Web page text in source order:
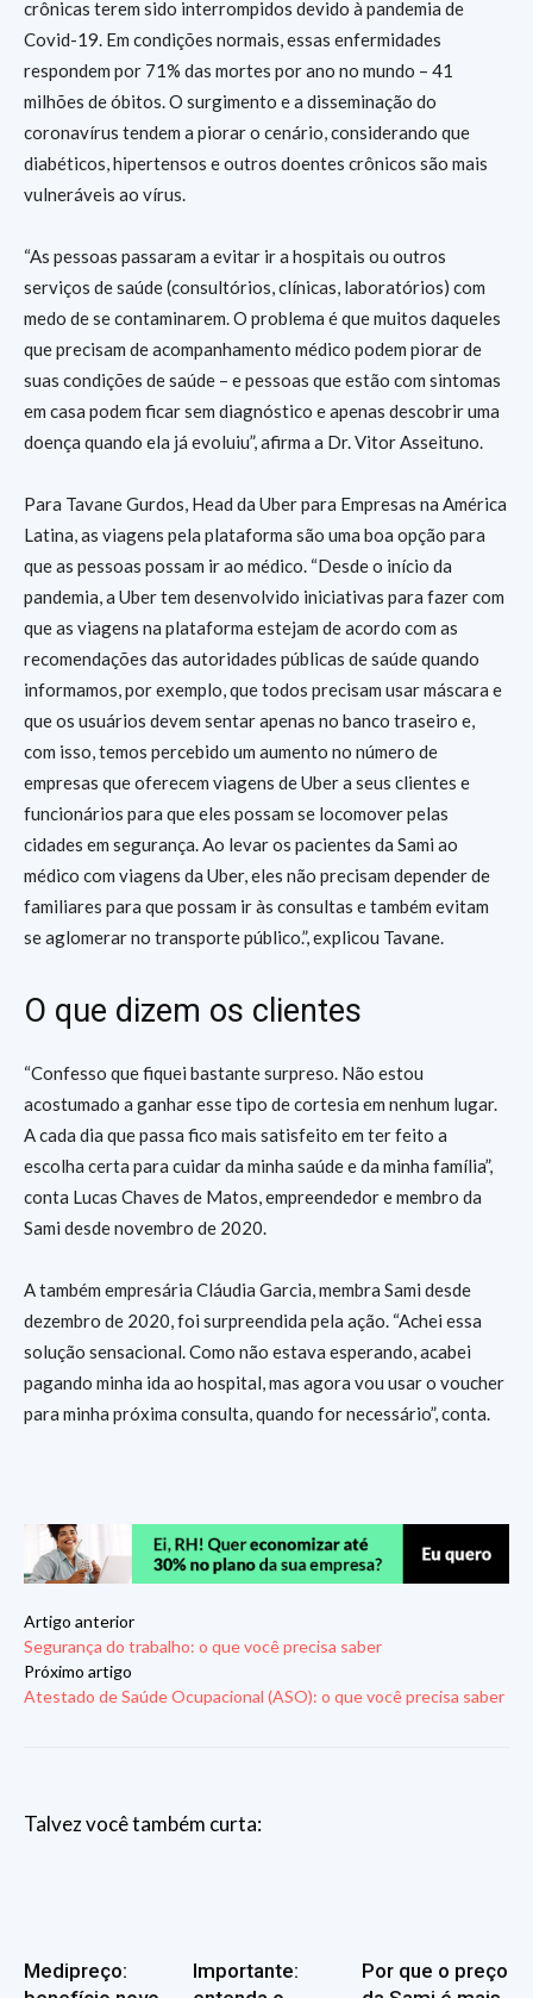
crônicas terem sido interrompidos devido à pandemia de
Covid-19. Em condições normais, essas enfermidades
respondem por 71% das mortes por ano no mundo – 41
milhões de óbitos. O surgimento e a disseminação do
coronavírus tendem a piorar o cenário, considerando que
diabéticos, hipertensos e outros doentes crônicos são mais
vulneráveis ao vírus.
“As pessoas passaram a evitar ir a hospitais ou outros
serviços de saúde (consultórios, clínicas, laboratórios) com
medo de se contaminarem. O problema é que muitos daqueles
que precisam de acompanhamento médico podem piorar de
suas condições de saúde – e pessoas que estão com sintomas
em casa podem ficar sem diagnóstico e apenas descobrir uma
doença quando ela já evoluiu”, afirma a Dr. Vitor Asseituno.
Para Tavane Gurdos, Head da Uber para Empresas na América
Latina, as viagens pela plataforma são uma boa opção para
que as pessoas possam ir ao médico. “Desde o início da
pandemia, a Uber tem desenvolvido iniciativas para fazer com
que as viagens na plataforma estejam de acordo com as
recomendações das autoridades públicas de saúde quando
informamos, por exemplo, que todos precisam usar máscara e
que os usuários devem sentar apenas no banco traseiro e,
com isso, temos percebido um aumento no número de
empresas que oferecem viagens de Uber a seus clientes e
funcionários para que eles possam se locomover pelas
cidades em segurança. Ao levar os pacientes da Sami ao
médico com viagens da Uber, eles não precisam depender de
familiares para que possam ir às consultas e também evitam
se aglomerar no transporte público.”, explicou Tavane.
O que dizem os clientes
“Confesso que fiquei bastante surpreso. Não estou
acostumado a ganhar esse tipo de cortesia em nenhum lugar.
A cada dia que passa fico mais satisfeito em ter feito a
escolha certa para cuidar da minha saúde e da minha família”,
conta Lucas Chaves de Matos, empreendedor e membro da
Sami desde novembro de 2020.
A também empresária Cláudia Garcia, membra Sami desde
dezembro de 2020, foi surpreendida pela ação. “Achei essa
solução sensacional. Como não estava esperando, acabei
pagando minha ida ao hospital, mas agora vou usar o voucher
para minha próxima consulta, quando for necessário”, conta.
Artigo anterior
Segurança do trabalho: o que você precisa saber
Próximo artigo
Atestado de Saúde Ocupacional (ASO): o que você precisa saber
Talvez você também curta:
Medipreço:
Importante:
Por que o preço